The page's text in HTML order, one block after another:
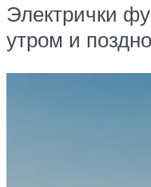
Электрички
утром и